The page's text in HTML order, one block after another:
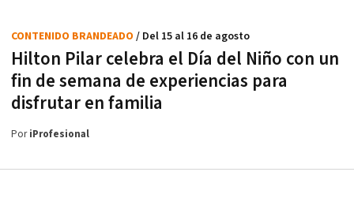
Hilton Pilar celebra el Día del Niño con un
fin de semana de experiencias para
disfrutar en familia
CONTENIDO BRANDEADO / Del 15 al 16 de agosto
PoriProfesional